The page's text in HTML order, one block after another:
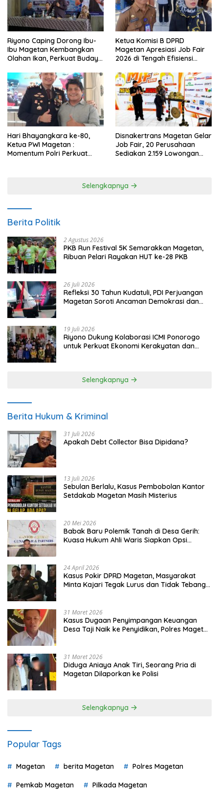
Riyono Caping Dorong Ibu-
Ibu Magetan Kembangkan
Olahan Ikan, Perkuat Budaya
Ketua Komisi B DPRD
Magetan Apresiasi Job Fair
2026 di Tengah Efisiensi
Hari Bhayangkara ke-80,
Ketua PWI Magetan :
Momentum Polri Perkuat
Disnakertrans Magetan Gelar
Job Fair, 20 Perusahaan
Sediakan 2.159 Lowongan
Selengkapnya
Berita Politik
2 Agustus 2026
PKB Run Festival 5K Semarakkan Magetan,
Ribuan Pelari Rayakan HUT ke-28 PKB
26 Juli 2026
Refleksi 30 Tahun Kudatuli, PDI Perjuangan
Magetan Soroti Ancaman Demokrasi dan
19 Juli 2026
Riyono Dukung Kolaborasi ICMI Ponorogo
untuk Perkuat Ekonomi Kerakyatan dan
Selengkapnya
Berita Hukum & Kriminal
31 Juli 2026
Apakah Debt Collector Bisa Dipidana?
13 Juli 2026
Sebulan Berlalu, Kasus Pembobolan Kantor
Setdakab Magetan Masih Misterius
20 Mei 2026
Babak Baru Polemik Tanah di Desa Gerih:
Kuasa Hukum Ahli Waris Siapkan Opsi
24 April 2026
Kasus Pokir DPRD Magetan, Masyarakat
Minta Kajari Tegak Lurus dan Tidak Tebang
31 Maret 2026
Kasus Dugaan Penyimpangan Keuangan
Desa Taji Naik ke Penyidikan, Polres Magetan
31 Maret 2026
Diduga Aniaya Anak Tiri, Seorang Pria di
Magetan Dilaporkan ke Polisi
Selengkapnya
Popular Tags
Magetan berita Magetan Polres Magetan
Pemkab Magetan Pilkada Magetan